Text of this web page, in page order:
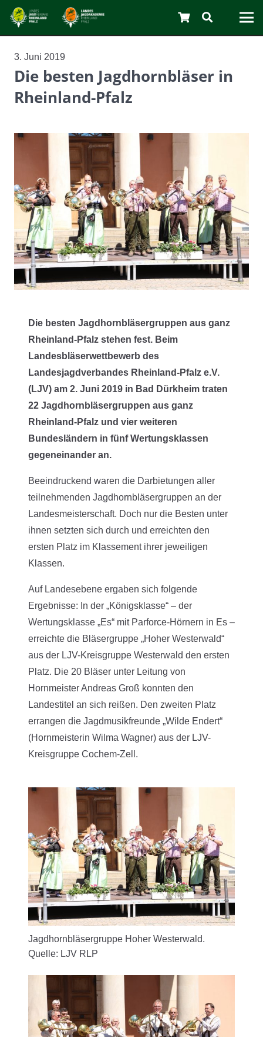
3. Juni 2019
Die besten Jagdhornbläser in
Rheinland-Pfalz
Die besten Jagdhornbläsergruppen aus ganz
Rheinland-Pfalz stehen fest. Beim
Landesbläserwettbewerb des
Landesjagdverbandes Rheinland-Pfalz e.V.
(LJV) am 2. Juni 2019 in Bad Dürkheim traten
22 Jagdhornbläsergruppen aus ganz
Rheinland-Pfalz und vier weiteren
Bundesländern in fünf Wertungsklassen
gegeneinander an.
Beeindruckend waren die Darbietungen aller
teilnehmenden Jagdhornbläsergruppen an der
Landesmeisterschaft. Doch nur die Besten unter
ihnen setzten sich durch und erreichten den
ersten Platz im Klassement ihrer jeweiligen
Klassen.
Auf Landesebene ergaben sich folgende
Ergebnisse: In der „Königsklasse“ – der
Wertungsklasse „Es“ mit Parforce-Hörnern in Es –
erreichte die Bläsergruppe „Hoher Westerwald“
aus der LJV-Kreisgruppe Westerwald den ersten
Platz. Die 20 Bläser unter Leitung von
Hornmeister Andreas Groß konnten den
Landestitel an sich reißen. Den zweiten Platz
errangen die Jagdmusikfreunde „Wilde Endert“
(Hornmeisterin Wilma Wagner) aus der LJV-
Kreisgruppe Cochem-Zell.
Jagdhornbläsergruppe Hoher Westerwald.
Quelle: LJV RLP